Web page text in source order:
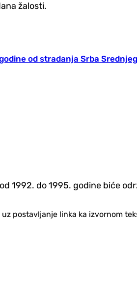
žalosti.
od stradanja Srba
1992. do 1995. godine biće
postavljanje linka ka izvornom